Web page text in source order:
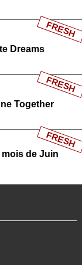
Dreams
FRESH
Together
FRESH
de Juin
FRESH